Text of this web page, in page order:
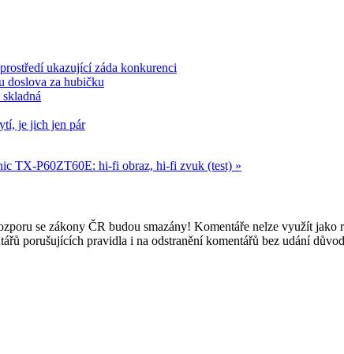
ukazující záda konkurenci
doslova za hubičku
je jich jen pár
TX-P60ZT60E: hi-fi obraz, hi-fi zvuk (test) »
se zákony ČR budou smazány! Komentáře nelze využít
porušujících pravidla i na odstranění komentářů bez udání